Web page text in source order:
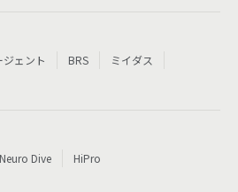
ェント BRS
ミイダス
Neuro Dive HiPro